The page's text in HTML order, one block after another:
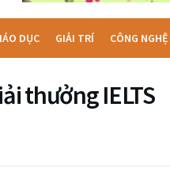
DỤC GIẢI TRÍ CÔNG NGHỆ
thưởng IELTS